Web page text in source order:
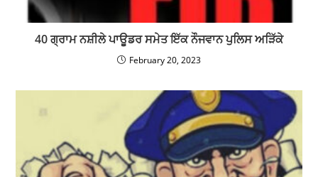
40 ਗ੍ਰਾਮ ਨਸ਼ੀਲੇ ਪਾਊਡਰ ਸਮੇਤ ਇੱਕ ਨੌਜਵਾਨ ਪੁਲਿਸ ਅੜਿੱਕੇ
February 20, 2023